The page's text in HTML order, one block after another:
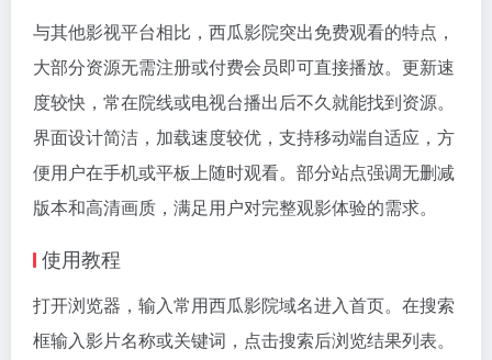
与其他影视平台相比，西瓜影院突出免费观看的特点，
大部分资源无需注册或付费会员即可直接播放。更新速
度较快，常在院线或电视台播出后不久就能找到资源。
界面设计简洁，加载速度较优，支持移动端自适应，方
便用户在手机或平板上随时观看。部分站点强调无删减
版本和高清画质，满足用户对完整观影体验的需求。
使用教程
打开浏览器，输入常用西瓜影院域名进入首页。在搜索
框输入影片名称或关键词，点击搜索后浏览结果列表。